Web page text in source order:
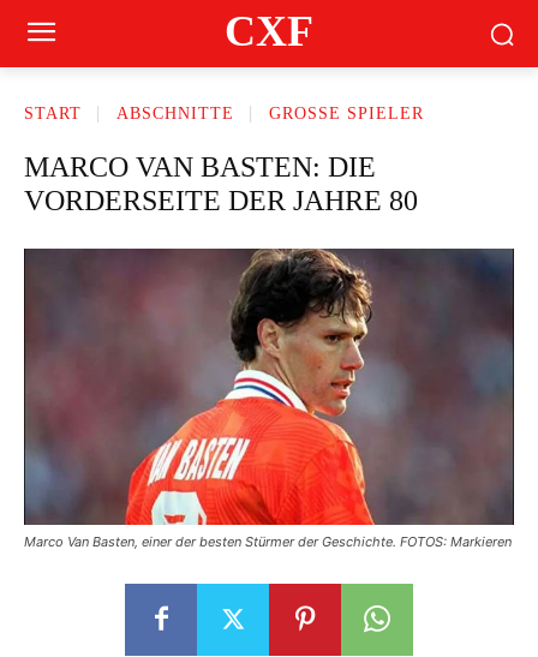
CXF
START ABSCHNITTE GROSSE SPIELER
MARCO VAN BASTEN: DIE
VORDERSEITE DER JAHRE 80
Marco Van Basten, einer der besten Stürmer der Geschichte. FOTOS: Markieren